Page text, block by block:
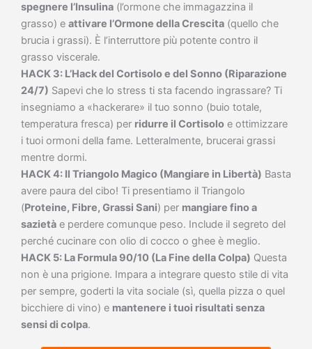
spegnere l’Insulina (l’ormone che immagazzina il
grasso) e attivare l’Ormone della Crescita (quello che
brucia i grassi). È l’interruttore più potente contro il
grasso viscerale.
HACK 3: L’Hack del Cortisolo e del Sonno (Riparazione
24/7) Sapevi che lo stress ti sta facendo ingrassare? Ti
insegniamo a «hackerare» il tuo sonno (buio totale,
temperatura fresca) per ridurre il Cortisolo e ottimizzare
i tuoi ormoni della fame. Letteralmente, brucerai grassi
mentre dormi.
HACK 4: Il Triangolo Magico (Mangiare in Libertà) Basta
avere paura del cibo! Ti presentiamo il Triangolo
(Proteine, Fibre, Grassi Sani) per mangiare fino a
sazietà e perdere comunque peso. Include il segreto del
perché cucinare con olio di cocco o ghee è meglio.
HACK 5: La Formula 90/10 (La Fine della Colpa) Questa
non è una prigione. Impara a integrare questo stile di vita
per sempre, goderti la vita sociale (sì, quella pizza o quel
bicchiere di vino) e mantenere i tuoi risultati senza
sensi di colpa.